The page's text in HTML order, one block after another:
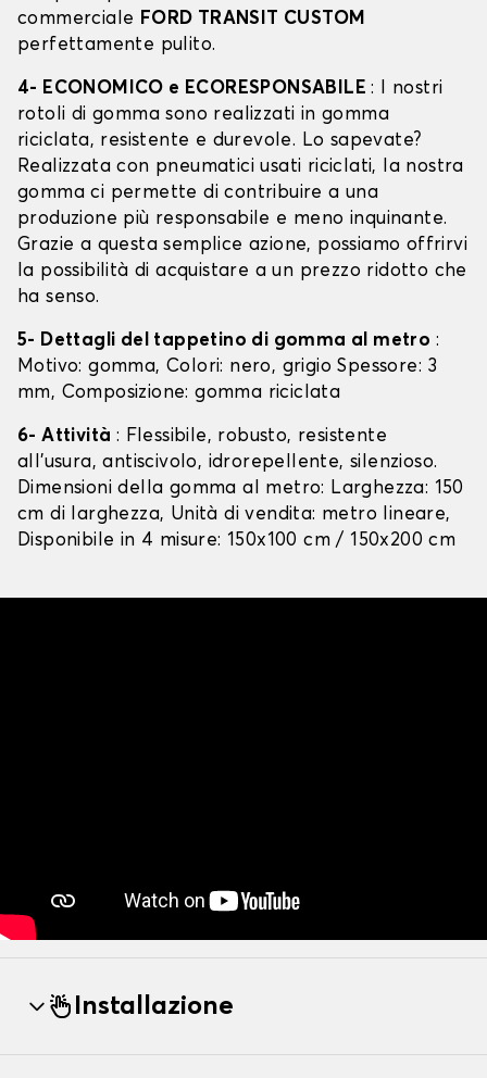
commerciale FORD TRANSIT CUSTOM
perfettamente pulito.
4- ECONOMICO e ECORESPONSABILE: I nostri
rotoli di gomma sono realizzati in gomma
riciclata, resistente e durevole. Lo sapevate?
Realizzata con pneumatici usati riciclati, la nostra
gomma ci permette di contribuire a una
produzione più responsabile e meno inquinante.
Grazie a questa semplice azione, possiamo offrirvi
la possibilità di acquistare a un prezzo ridotto che
ha senso.
5- Dettagli del tappetino di gomma al metro :
Motivo: gomma, Colori: nero, grigio Spessore: 3
mm, Composizione: gomma riciclata
6- Attività : Flessibile, robusto, resistente
all'usura, antiscivolo, idrorepellente, silenzioso.
Dimensioni della gomma al metro: Larghezza: 150
cm di larghezza, Unità di vendita: metro lineare,
Disponibile in 4 misure: 150x100 cm / 150x200 cm
Installazione